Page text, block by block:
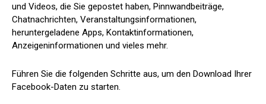
und Videos, die Sie gepostet haben, Pinnwandbeiträge,
Chatnachrichten, Veranstaltungsinformationen,
heruntergeladene Apps, Kontaktinformationen,
Anzeigeninformationen und vieles mehr.
Führen Sie die folgenden Schritte aus, um den Download Ihrer
Facebook-Daten zu starten.